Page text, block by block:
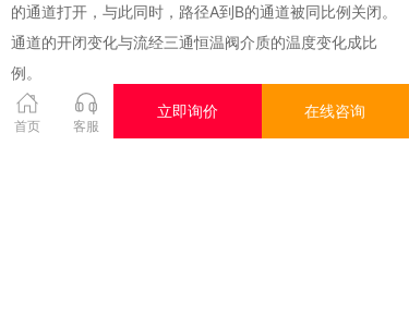
首页 客服
立即询价 在线咨询
的通道打开，与此同时，路径A到B的通道被同比例关闭。
通道的开闭变化与流经三通恒温阀介质的温度变化成比
例。
手动调节装置
：为了满足某些行业的更高安全需
求，该系列三通恒温阀配有手动调节装置。此手动调节装
商品参数